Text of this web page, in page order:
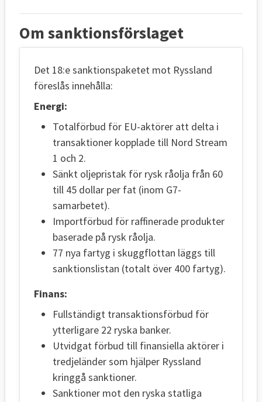
Om sanktionsförslaget
Det 18:e sanktionspaketet mot Ryssland
föreslås innehålla:
Energi:
Totalförbud för EU-aktörer att delta i
transaktioner kopplade till Nord Stream
1 och 2.
Sänkt oljepristak för rysk råolja från 60
till 45 dollar per fat (inom G7-
samarbetet).
Importförbud för raffinerade produkter
baserade på rysk råolja.
77 nya fartyg i skuggflottan läggs till
sanktionslistan (totalt över 400 fartyg).
Finans:
Fullständigt transaktionsförbud för
ytterligare 22 ryska banker.
Utvidgat förbud till finansiella aktörer i
tredjeländer som hjälper Ryssland
kringgå sanktioner.
Sanktioner mot den ryska statliga